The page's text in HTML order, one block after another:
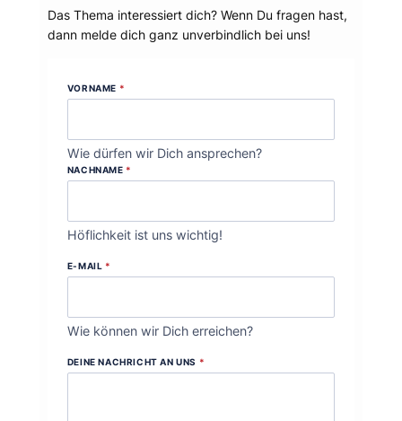
Das Thema interessiert dich? Wenn Du fragen hast,
dann melde dich ganz unverbindlich bei uns!
VORNAME *
Wie dürfen wir Dich ansprechen?
NACHNAME *
Höflichkeit ist uns wichtig!
E-MAIL *
Wie können wir Dich erreichen?
DEINE NACHRICHT AN UNS *